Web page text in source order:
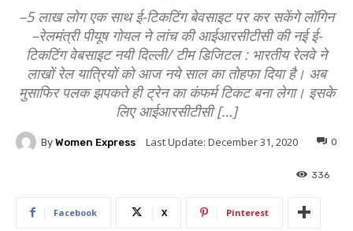
–5 लाख लोग एक साथ ई-टिकटिंग बेवसाइट पर कर सकेंगे लॉगिन
–रेलमंत्री पीयूष गोयल ने लांच की आईआरसीटीसी की नई ई-
टिकटिंग वेबसाइट नयी दिल्ली/ टीम डिजिटल : भारतीय रेलवे ने
लाखों रेल यात्रियों को आज नये साल का तोहफा दिया है। अब
मुसाफिर पलक झपकते ही ट्रेन का कंफर्म टिकट बना लेगा। इसके
लिए आईआरसीटीसी […]
By Women Express Last Update: December 31, 2020 0
336
Facebook X Pinterest